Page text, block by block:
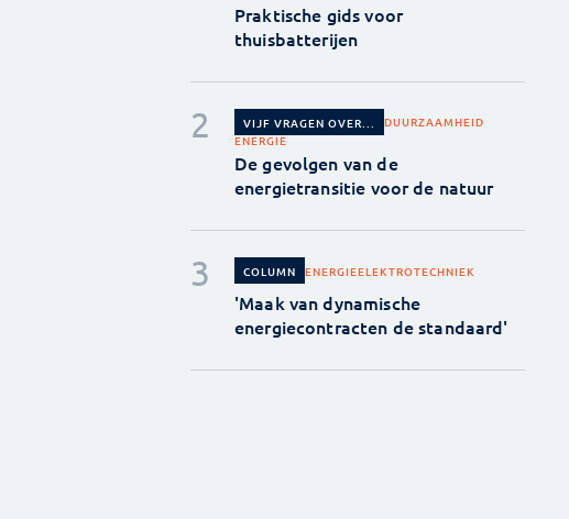
Praktische gids voor
thuisbatterijen
VIJF VRAGEN OVER...
DUURZAAMHEID
ENERGIE
De gevolgen van de
energietransitie voor de natuur
COLUMN ENERGIEELEKTROTECHNIEK
'Maak van dynamische
energiecontracten de standaard'